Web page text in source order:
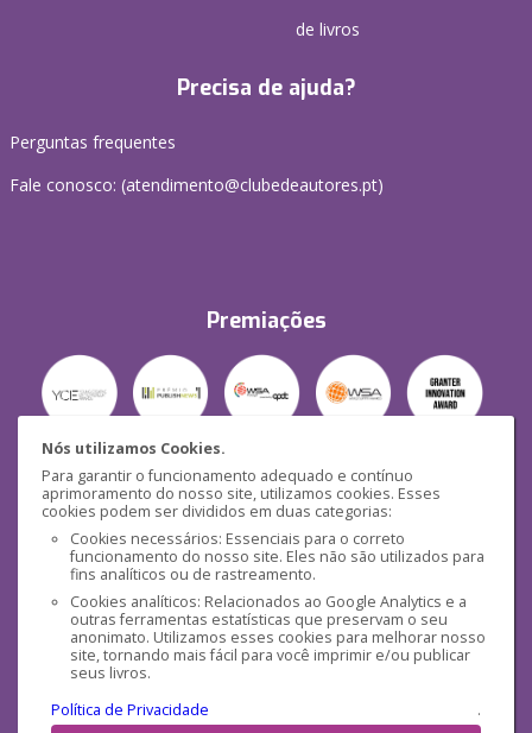
Nós utilizamos Cookies.
Para garantir o funcionamento adequado e contínuo
aprimoramento do nosso site, utilizamos cookies. Esses
cookies podem ser divididos em duas categorias:
Cookies necessários: Essenciais para o correto
funcionamento do nosso site. Eles não são utilizados para
fins analíticos ou de rastreamento.
Cookies analíticos: Relacionados ao Google Analytics e a
outras ferramentas estatísticas que preservam o seu
anonimato. Utilizamos esses cookies para melhorar nosso
site, tornando mais fácil para você imprimir e/ou publicar
seus livros.
Política de Privacidade
.
de livros
Precisa de ajuda?
Perguntas frequentes
Fale conosco: (atendimento@clubedeautores.pt)
Premiações
Segurança
Mídias Sociais